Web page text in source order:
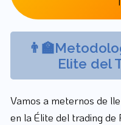
Elite del
Vamos a meternos de
en la Élite del trading de